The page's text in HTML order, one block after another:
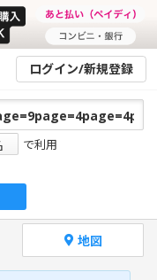
ログイン/新規登録
で利用
地図